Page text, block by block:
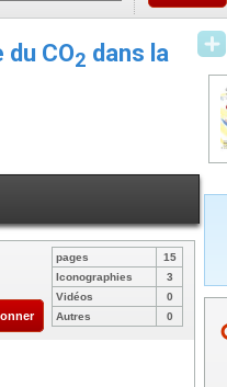
CO2 dans la
pages
15
Iconographies
3
Vidéos
0
Autres
0